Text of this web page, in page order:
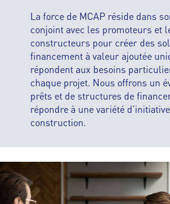
La force de MCAP réside dans
conjoint avec les promoteurs et
constructeurs pour créer des
financement à valeur ajoutée
répondent aux besoins
chaque projet. Nous offrons un
prêts et de structures de
répondre à une variété
construction.